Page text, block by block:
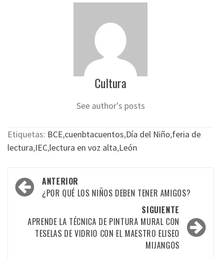
Cultura
See author's posts
Etiquetas: BCE,cuenbtacuentos,Día del Niño,feria de
lectura,IEC,lectura en voz alta,León
Navegación
por
entradas
ANTERIOR
¿POR QUÉ LOS NIÑOS DEBEN TENER AMIGOS?
SIGUIENTE
APRENDE LA TÉCNICA DE PINTURA MURAL CON
TESELAS DE VIDRIO CON EL MAESTRO ELISEO
MIJANGOS